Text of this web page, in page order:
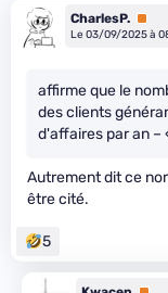
CharlesP.
Le 03/09/2025 à
affirme que le
des clients
d'affaires par an –
Autrement dit ce
être cité.
5